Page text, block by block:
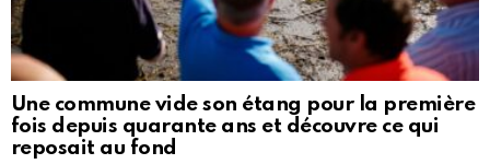
Une commune vide son étang pour la première
fois depuis quarante ans et découvre ce qui
reposait au fond